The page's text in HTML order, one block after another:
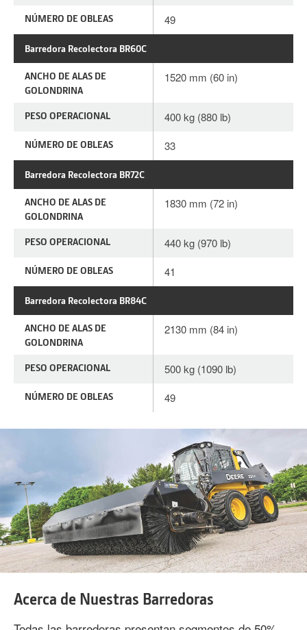
NÚMERO DE OBLEAS 49
Barredora Recolectora BR60C
ANCHO DE ALAS DE
GOLONDRINA
1520 mm (60 in)
PESO OPERACIONAL 400 kg (880 lb)
NÚMERO DE OBLEAS 33
Barredora Recolectora BR72C
ANCHO DE ALAS DE
GOLONDRINA
1830 mm (72 in)
PESO OPERACIONAL 440 kg (970 lb)
NÚMERO DE OBLEAS 41
Barredora Recolectora BR84C
ANCHO DE ALAS DE
GOLONDRINA
2130 mm (84 in)
PESO OPERACIONAL 500 kg (1090 lb)
NÚMERO DE OBLEAS 49
Acerca de Nuestras Barredoras